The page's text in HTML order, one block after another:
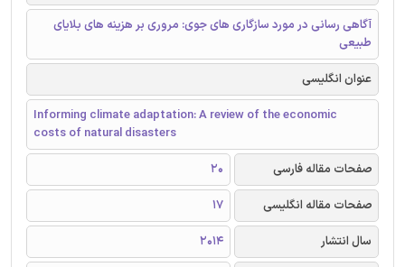
آگاهی رسانی در مورد سازگاری های جوی: مروری بر هزینه های بلایای
طبیعی
عنوان انگلیسی
Informing climate adaptation: A review of the economic
costs of natural disasters
صفحات مقاله فارسی
20
صفحات مقاله انگلیسی
17
سال انتشار
2014